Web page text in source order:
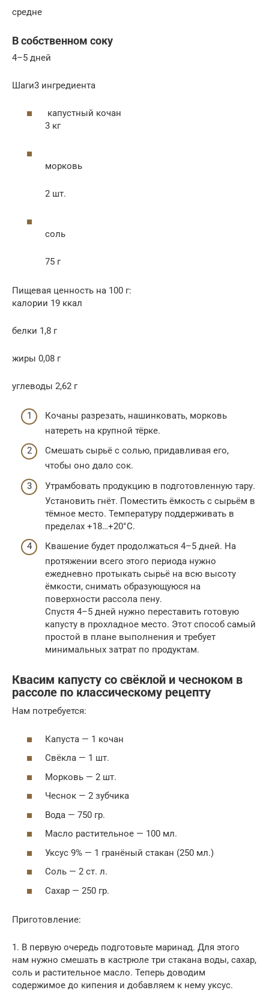
средне
В собственном соку
4–5 дней
Шаги3 ингредиента
капустный кочан
3 кг
морковь
2 шт.
соль
75 г
Пищевая ценность на 100 г:
калории 19 ккал
белки 1,8 г
жиры 0,08 г
углеводы 2,62 г
Кочаны разрезать, нашинковать, морковь
натереть на крупной тёрке.
Смешать сырьё с солью, придавливая его,
чтобы оно дало сок.
Утрамбовать продукцию в подготовленную тару.
Установить гнёт. Поместить ёмкость с сырьём в
тёмное место. Температуру поддерживать в
пределах +18…+20°С.
Квашение будет продолжаться 4–5 дней. На
протяжении всего этого периода нужно
ежедневно протыкать сырьё на всю высоту
ёмкости, снимать образующуюся на
поверхности рассола пену.
Спустя 4–5 дней нужно переставить готовую
капусту в прохладное место. Этот способ самый
простой в плане выполнения и требует
минимальных затрат по продуктам.
Квасим капусту со свёклой и чесноком в
рассоле по классическому рецепту
Нам потребуется:
Капуста — 1 кочан
Свёкла — 1 шт.
Морковь — 2 шт.
Чеснок — 2 зубчика
Вода — 750 гр.
Масло растительное — 100 мл.
Уксус 9% — 1 гранёный стакан (250 мл.)
Соль — 2 ст. л.
Сахар — 250 гр.
Приготовление:
1. В первую очередь подготовьте маринад. Для этого
нам нужно смешать в кастрюле три стакана воды, сахар,
соль и растительное масло. Теперь доводим
содержимое до кипения и добавляем к нему уксус.